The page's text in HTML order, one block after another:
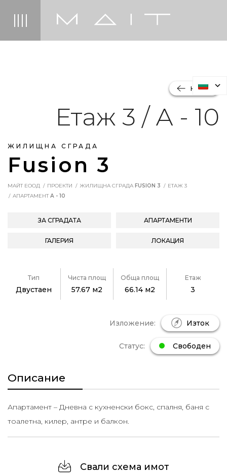
ЖИЛИЩНА СГРАДА
Fusion 3
НАЗАД
Етаж 3 / А - 10
МАЙТ ЕООД ПРОЕКТИ ЖИЛИЩНА СГРАДА FUSION 3
ЕТАЖ 3
АПАРТАМЕНТА - 10
ЗА СГРАДАТА АПАРТАМЕНТИ
ГАЛЕРИЯ ЛОКАЦИЯ
Тип
Двустаен
Чиста площ
57.67 м2
Обща площ
66.14 м2
Етаж
3
Изложение: Изток
Статус: Свободен
Описание
Апартамент – Дневна с кухненски бокс, спалня, баня с
тоалетна, килер, антре и балкон.
Свали схема имот